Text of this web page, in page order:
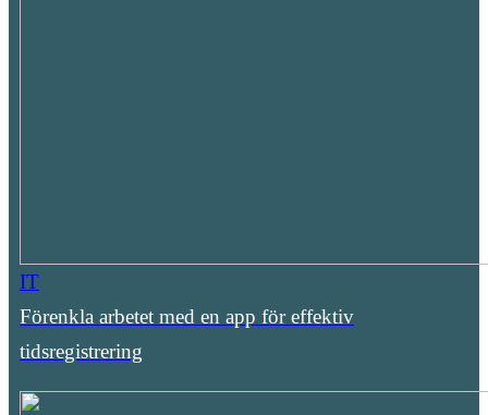
IT
Förenkla arbetet med en app för effektiv
tidsregistrering